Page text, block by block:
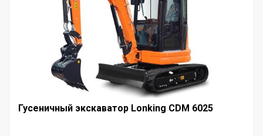
Гусеничный экскаватор Lonking CDM 6025